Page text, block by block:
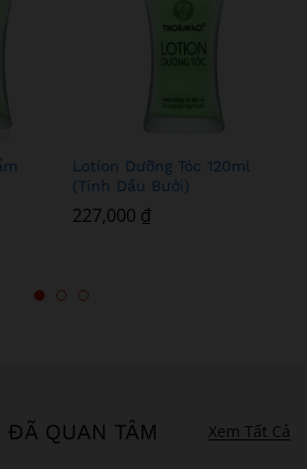
Add
to
Lotion Dưỡng Tóc 120ml
(Tinh Dầu Bưởi)
227,000 ₫
QUAN TÂM Xem Tất Cả